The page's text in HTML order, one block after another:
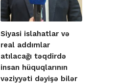
Siyasi islahatlar və
real addımlar
atılacağı təqdirdə
insan hüquqlarının
vəziyyəti dəyişə bilər